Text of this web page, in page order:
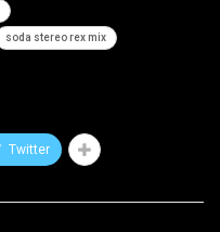
soda stereo rex mix
Twitter